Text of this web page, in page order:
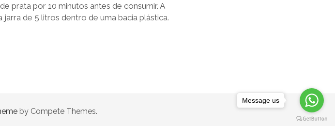
prata por 10 minutos antes de consumir. A
de 5 litros dentro de uma bacia plástica.
by Compete Themes.
Message us